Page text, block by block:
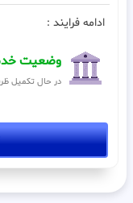
ادامه فرایند :
وضعیت
در حال تکمیل